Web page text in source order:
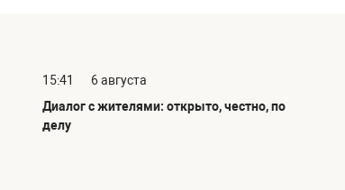
15:41
6 августа
Диалог с жителями: открыто, честно, по
делу